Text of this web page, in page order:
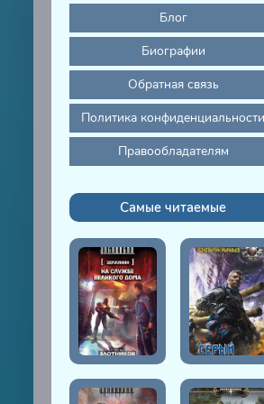
Блог
Биографии
Обратная связь
Политика конфиденциальности
Правообладателям
Самые читаемые